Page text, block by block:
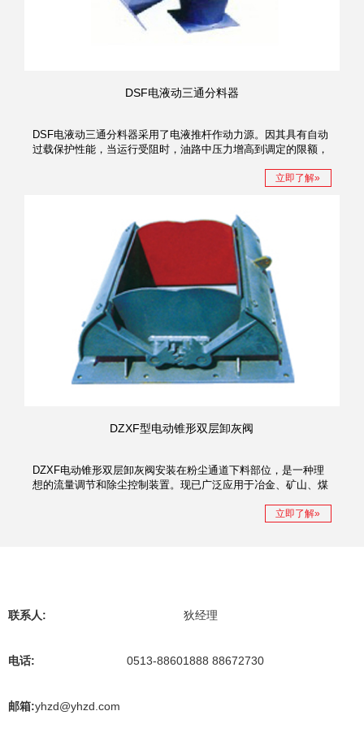
DSF电液动三通分料器
DSF电液动三通分料器采用了电液推杆作动力源。因其具有自动
过载保护性能，当运行受阻时，油路中压力增高到调定的限额，
立即了解»
DZXF型电动锥形双层卸灰阀
DZXF电动锥形双层卸灰阀安装在粉尘通道下料部位，是一种理
想的流量调节和除尘控制装置。现已广泛应用于冶金、矿山、煤
立即了解»
联系人: 狄经理
电话: 0513-88601888 88672730
邮箱:yhzd@yhzd.com